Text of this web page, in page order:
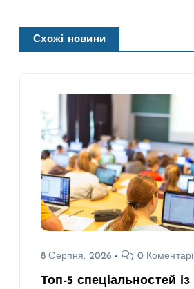
Схожі новини
8 Серпня, 2026 0 Коментарі
Топ-5 спеціальностей із